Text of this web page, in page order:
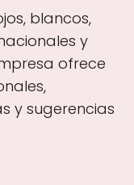
blancos,
y
ofrece
y sugerencias